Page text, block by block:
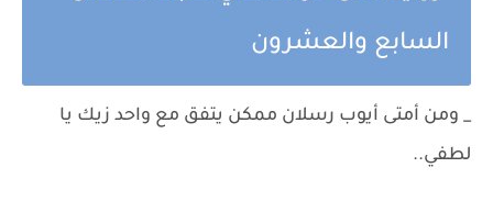
السابع والعشرون
_ ومن أمتى أيوب رسلان ممكن يتفق مع واحد زيك يا
لطفي..